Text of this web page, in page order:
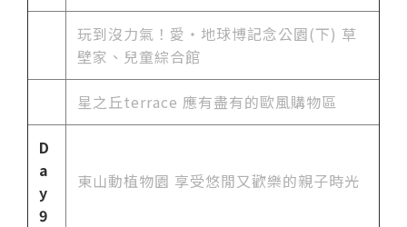
玩到沒力氣！愛・地球博記念公園(下) 草
壁家、兒童綜合館
星之丘terrace 應有盡有的歐風購物區
D
a
y
9
東山動植物園 享受悠閒又歡樂的親子時光